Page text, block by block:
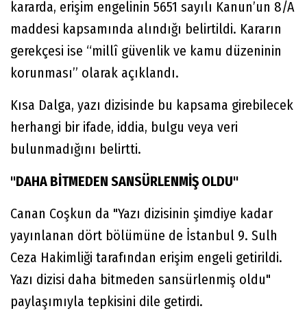
kararda, erişim engelinin 5651 sayılı Kanun’un 8/A
maddesi kapsamında alındığı belirtildi. Kararın
gerekçesi ise “millî güvenlik ve kamu düzeninin
korunması” olarak açıklandı.
Kısa Dalga, yazı dizisinde bu kapsama girebilecek
herhangi bir ifade, iddia, bulgu veya veri
bulunmadığını belirtti.
"DAHA BİTMEDEN SANSÜRLENMİŞ OLDU"
Canan Coşkun da "Yazı dizisinin şimdiye kadar
yayınlanan dört bölümüne de İstanbul 9. Sulh
Ceza Hakimliği tarafından erişim engeli getirildi.
Yazı dizisi daha bitmeden sansürlenmiş oldu"
paylaşımıyla tepkisini dile getirdi.